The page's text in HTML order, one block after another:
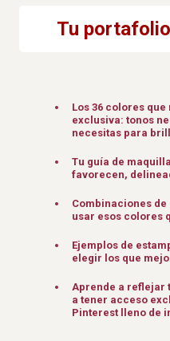
Tu
Los 36 colores
exclusiva: tonos
necesitas para
Tu guía de
favorecen,
Combinaciones
usar esos colores
Ejemplos de
elegir los que
Aprende a reflejar
a tener acceso
Pinterest lleno de